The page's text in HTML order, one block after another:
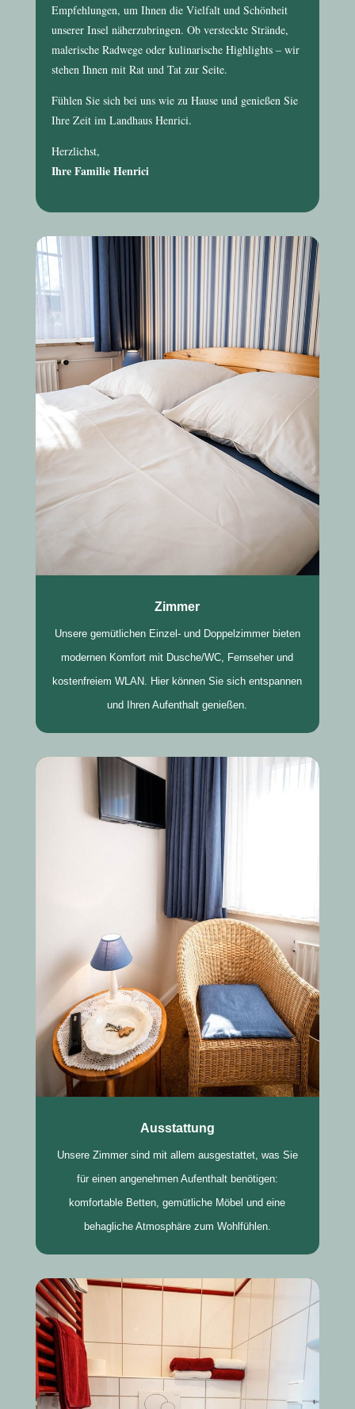
Empfehlungen, um Ihnen die Vielfalt und Schönheit
unserer Insel näherzubringen. Ob versteckte Strände,
malerische Radwege oder kulinarische Highlights – wir
stehen Ihnen mit Rat und Tat zur Seite.
Fühlen Sie sich bei uns wie zu Hause und genießen Sie
Ihre Zeit im Landhaus Henrici.
Herzlichst,
Ihre Familie Henrici
Zimmer
Unsere gemütlichen Einzel- und Doppelzimmer bieten
modernen Komfort mit Dusche/WC, Fernseher und
kostenfreiem WLAN. Hier können Sie sich entspannen
und Ihren Aufenthalt genießen.
Ausstattung
Unsere Zimmer sind mit allem ausgestattet, was Sie
für einen angenehmen Aufenthalt benötigen:
komfortable Betten, gemütliche Möbel und eine
behagliche Atmosphäre zum Wohlfühlen.